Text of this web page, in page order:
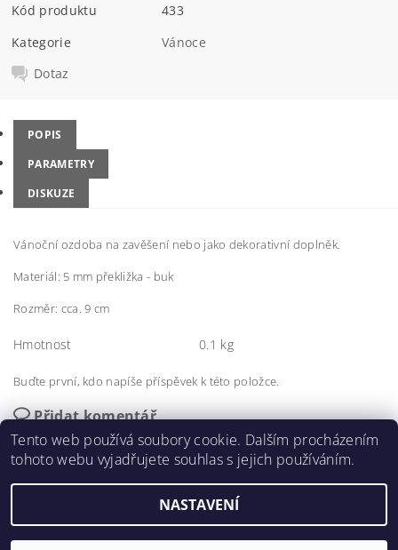
Kód produktu
433
Kategorie
Vánoce
Dotaz
POPIS
PARAMETRY
DISKUZE
Vánoční ozdoba na zavěšení nebo jako dekorativní doplněk.
Materiál: 5 mm překližka - buk
Rozměr: cca. 9 cm
Hmotnost 0.1 kg
Buďte první, kdo napíše příspěvek k této položce.
Přidat komentář
2026 ©vyrezemecokoli.cz, všechna práva vyhrazena
Tento web používá soubory cookie. Dalším procházením
tohoto webu vyjadřujete souhlas s jejich používáním.
NASTAVENÍ